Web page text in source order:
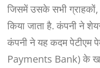
जिसमें उसके सभी ग्राहकों,
किया जाता है. कंपनी ने
कंपनी ने यह कदम पेटीएम
Payments Bank) के